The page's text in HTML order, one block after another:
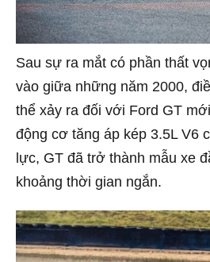
Sau sự ra mắt có phần thất
vào giữa những năm 2000,
thể xảy ra đối với Ford GT
động cơ tăng áp kép 3.5L V6
lực, GT đã trở thành mẫu xe
khoảng thời gian ngắn.